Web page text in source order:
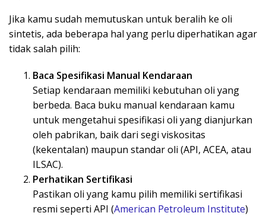
Jika kamu sudah memutuskan untuk beralih ke oli
sintetis, ada beberapa hal yang perlu diperhatikan agar
tidak salah pilih:
Baca Spesifikasi Manual Kendaraan
Setiap kendaraan memiliki kebutuhan oli yang
berbeda. Baca buku manual kendaraan kamu
untuk mengetahui spesifikasi oli yang dianjurkan
oleh pabrikan, baik dari segi viskositas
(kekentalan) maupun standar oli (API, ACEA, atau
ILSAC).
Perhatikan Sertifikasi
Pastikan oli yang kamu pilih memiliki sertifikasi
resmi seperti API (American Petroleum Institute)